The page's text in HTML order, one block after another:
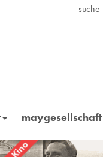
suche
maygesellschaft